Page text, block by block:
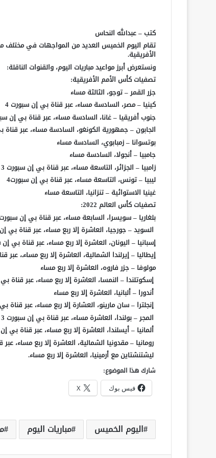
كتب – عبدالله النحاس
تقام اليوم الخميس العديد من المواجهات في مختلف
الأفريقية.
ونستعرض أبرز مواعيد مباريات اليوم، والقنوات الناقلة:
تصفيات كأس الأمم الأفريقية:
جزر القمر – توجو، الثالثة مساء
كينيا – مصر، السادسة مساء، عبر قناة بي إن سبورت 4
جنوب أفريقيا – غانا، السادسة مساء، عبر قناة بي إن
الجابون – جمهورية الكونغو، السادسة مساء، عبر قناة
بوتسوانا – زمبابوي، السادسة مساء
جامبيا – أنجولا، السادسة مساء
زامبيا – الجزائر، التاسعة مساء، عبر قناة بي إن سبورت 3
ليبيا – تونس، التاسعة مساء، عبر قناة بي إن سبورت4
غينيا الاستوائية – تنزانيا، التاسعة مساء
تصفيات كأس العالم 2022:
بلغاريا – سويسرا، السابعة مساء، عبر قناة بي إن سبورت 1
السويد – جورجيا، العاشرة إلا ربع مساء، عبر قناة بي
إسبانيا – اليونان، العاشرة إلا ربع مساء، عبر قناة بي إن سبورت
إيطاليا – إيرلندا الشمالية، العاشرة إلا ربع مساءـ، عبر
مولوفا – جزر فاروه، العاشرة إلا ربع مساء
إسكوتلندا – النمسا، العاشرة إلا ربع مساء، عبر قناة بي إن سبورت 2
أندورا – ألبانيا، العاشرة إلا ربع مساء
إنجلترا – سان مارينو، العشارة إلا ربع مساء، عبر قناة بي إن
المجر – بولندا، العاشرة مساء، عبر قناة بي إن سبورت 3 ” الإنجليزية”
ألمانيا – أيسلندا، العاشرة إلا ربع مساء، عبر قناة بي إن سبورت
رومانيا – مقدونيا الشمالية، العاشرة إلا ربع مساء،
ليشتنشتاين مع أرمينيا، العاشرة إلا ربع مساء.
شارك هذا الموضوع:
فيس بوك X
اليوم الخميس مباريات اليوم